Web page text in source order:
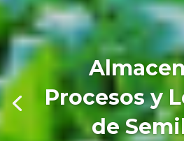
Procesos y
de